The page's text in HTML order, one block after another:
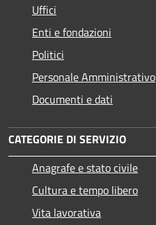
Uffici
Enti e fondazioni
Politici
Personale Amministrativo
Documenti e dati
CATEGORIE DI SERVIZIO
Anagrafe e stato civile
Cultura e tempo libero
Vita lavorativa